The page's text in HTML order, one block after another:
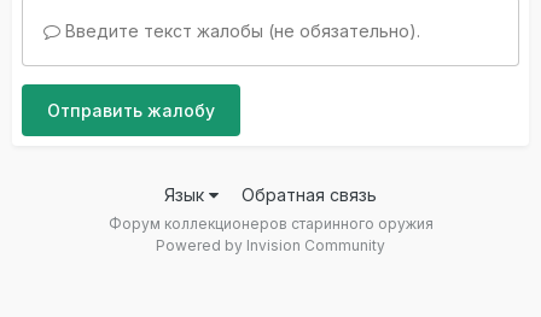
Введите текст жалобы (не обязательно).
Отправить жалобу
Язык Обратная связь
Форум коллекционеров старинного оружия
Powered by Invision Community